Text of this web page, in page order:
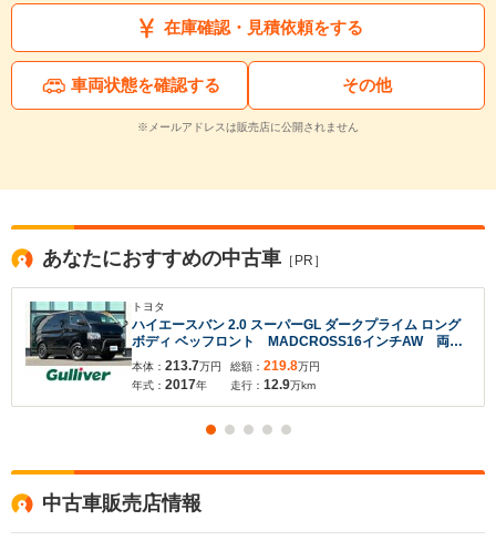
在庫確認・見積依頼をする
車両状態を確認する その他
※メールアドレスは販売店に公開されません
あなたにおすすめの中古車 ［PR］
トヨタ
ハイエースバン 2.0 スーパーGL ダークプライム ロング
ボディ ベッフロント MADCROSS16インチAW 両側
パワースライドドア 社外フローティングナビ フルセ
グTV Bluetooth ビルトインETC HDMI バックカメ
ラ 前後ドライブレコーダー フォグランプ オートラ
イト
本体： 213.7万円
年式： 2017年
総額： 219.8万円
走行： 12.9万km
中古車販売店情報
入力途中の情報を保存しますか？
※次回問い合わせをする際に自動入力されます